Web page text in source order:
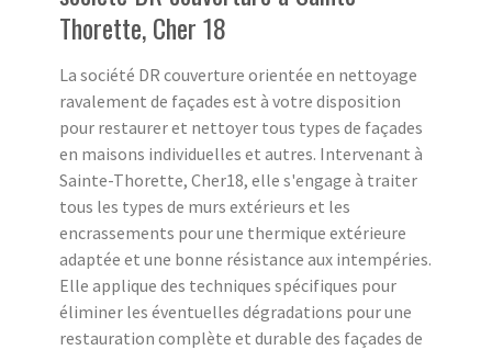
Thorette, Cher 18
La société DR couverture orientée en nettoyage
ravalement de façades est à votre disposition
pour restaurer et nettoyer tous types de façades
en maisons individuelles et autres. Intervenant à
Sainte-Thorette, Cher18, elle s'engage à traiter
tous les types de murs extérieurs et les
encrassements pour une thermique extérieure
adaptée et une bonne résistance aux intempéries.
Elle applique des techniques spécifiques pour
éliminer les éventuelles dégradations pour une
restauration complète et durable des façades de